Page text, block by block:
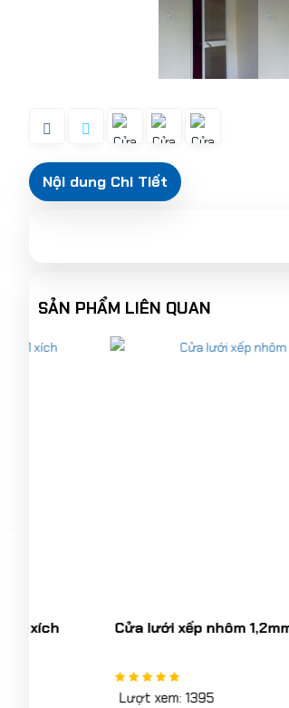
Nội dung Chi Tiết
SẢN PHẨM LIÊN QUAN
Cửa lưới xếp nhôm 1,2mm
Lượt xem: 1395